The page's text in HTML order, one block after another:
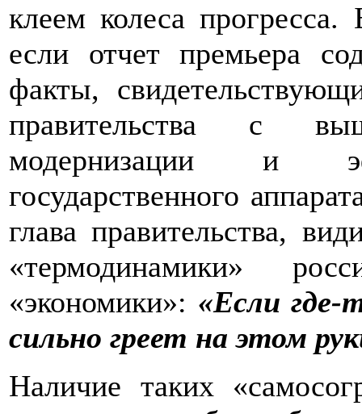
клеем колеса
если отчет премьера
факты,
правительства с
модернизации и
государственного
глава правительства,
«термодинамики»
«экономики»: «Если
сильно греет на этом
Наличие таких